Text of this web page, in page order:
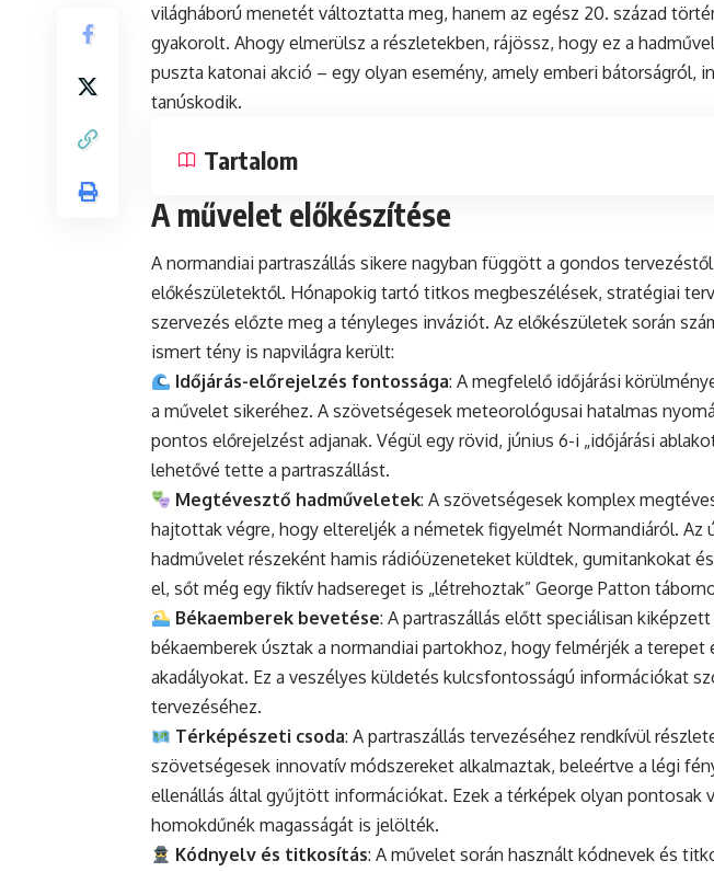
világháború menetét változtatta meg, hanem az egész 20. század
gyakorolt. Ahogy elmerülsz a részletekben, rájössz, hogy ez a
puszta katonai akció – egy olyan esemény, amely emberi bátorságról,
tanúskodik.
Tartalom
A művelet előkészítése
A normandiai partraszállás sikere nagyban függött a gondos
előkészületektől. Hónapokig tartó titkos megbeszélések, stratégiai
szervezés előzte meg a tényleges inváziót. Az előkészületek során
ismert tény is napvilágra került:
Időjárás-előrejelzés fontossága: A megfelelő időjárási
a művelet sikeréhez. A szövetségesek meteorológusai hatalmas
pontos előrejelzést adjanak. Végül egy rövid, június 6-i „időjárási
lehetővé tette a partraszállást.
Megtévesztő hadműveletek: A szövetségesek komplex
hajtottak végre, hogy eltereljék a németek figyelmét Normandiáról. Az
hadművelet részeként hamis rádióüzeneteket küldtek, gumitankokat
el, sőt még egy fiktív hadsereget is „létrehoztak” George Patton
Békaemberek bevetése: A partraszállás előtt speciálisan
békaemberek úsztak a normandiai partokhoz, hogy felmérjék a terepet
akadályokat. Ez a veszélyes küldetés kulcsfontosságú információkat
tervezéséhez.
Térképészeti csoda: A partraszállás tervezéséhez rendkívül
szövetségesek innovatív módszereket alkalmaztak, beleértve a légi
ellenállás által gyűjtött információkat. Ezek a térképek olyan pontosak
homokdűnék magasságát is jelölték.
Kódnyelv és titkosítás: A művelet során használt kódnevek és